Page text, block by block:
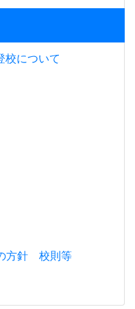
校について
方針 校則等